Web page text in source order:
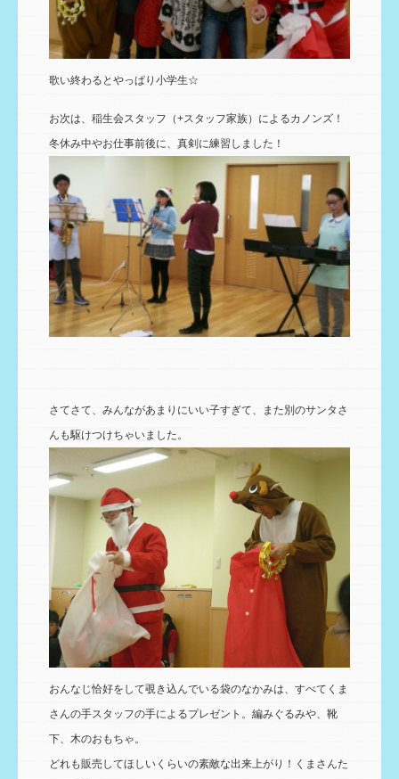
歌い終わるとやっぱり小学生☆
お次は、稲生会スタッフ（+スタッフ家族）によるカノンズ！
冬休み中やお仕事前後に、真剣に練習しました！
さてさて、みんながあまりにいい子すぎて、また別のサンタさ
んも駆けつけちゃいました。
おんなじ恰好をして覗き込んでいる袋のなかみは、すべてくま
さんの手スタッフの手によるプレゼント。編みぐるみや、靴
下、木のおもちゃ。
どれも販売してほしいくらいの素敵な出来上がり！くまさんた